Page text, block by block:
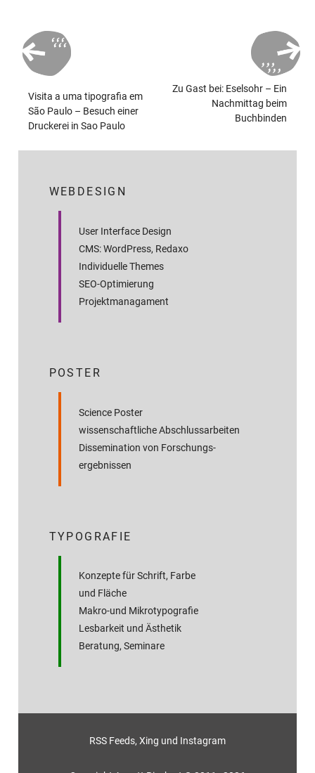
Beitragsnavigation
Visita a uma tipografia em
São Paulo – Besuch einer
Druckerei in Sao Paulo
Zu Gast bei: Eselsohr – Ein
Nachmittag beim
Buchbinden
WEBDESIGN
User Interface Design
CMS: WordPress, Redaxo
Individuelle Themes
SEO-Optimierung
Projektmanagament
POSTER
Science Poster
wissenschaftliche Abschluss­arbeiten
Dissemination von Forschungs­
ergebnissen
TYPOGRAFIE
Konzepte für Schrift, Farbe
und Fläche
Makro-und Mikrotypografie
Lesbarkeit und Ästhetik
Beratung, Seminare
RSS Feeds, Xing und Instagram